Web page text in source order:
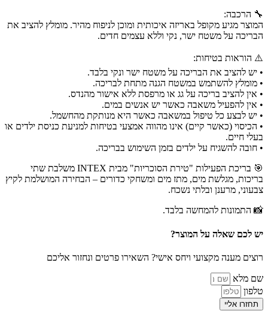
🔧 הרכבה:
המוצר מגיע מקופל באריזה איכותית ומוכן לניפוח מהיר. מומלץ להציב את
הבריכה על משטח ישר, נקי וללא עצמים חדים.
⚠️ הוראות בטיחות:
• יש להציב את הבריכה על משטח ישר ונקי בלבד.
• מומלץ להשתמש במשטח הגנה מתחת לבריכה.
• אין להציב בריכה על גג או מרפסת ללא אישור מהנדס.
• אין להפעיל משאבה כאשר יש אנשים במים.
• יש לבצע כל טיפול במשאבה כאשר היא מנותקת מהחשמל.
• הכיסוי (כאשר קיים) אינו מהווה אמצעי בטיחות למניעת כניסת ילדים או
בעלי חיים.
• חובה להשגיח על ילדים בזמן השימוש בבריכה.
🎯 בריכת הפעילות "טירת הסוכריות" מבית INTEX משלבת שתי
בריכות, מגלשת מים, מתז מים ומשחקי כדורים – הבחירה המושלמת לקיץ
צבעוני, מרענן ובלתי נשכח.
📸 התמונות להמחשה בלבד.
יש לכם שאלה על המוצר?
רוצים מענה מקצועי ויחס אישי? השאירו פרטים ונחזור אליכם
שם מלא
טלפון
תחזרו אליי